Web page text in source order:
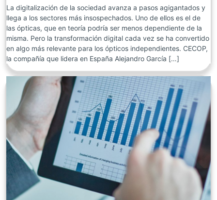
La digitalización de la sociedad avanza a pasos agigantados y
llega a los sectores más insospechados. Uno de ellos es el de
las ópticas, que en teoría podría ser menos dependiente de la
misma. Pero la transformación digital cada vez se ha convertido
en algo más relevante para los ópticos independientes. CECOP,
la compañía que lidera en España Alejandro García […]